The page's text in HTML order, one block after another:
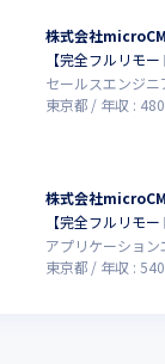
株式会社
【完全フルリモ
セールスエンジニ
東京都
年収 : 480
株式会社
【完全フルリモ
アプリケーショ
東京都
年収 : 540